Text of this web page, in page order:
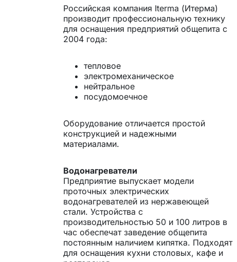
Российская компания Iterma (Итерма)
производит профессиональную технику
для оснащения предприятий общепита с
2004 года:
тепловое
электромеханическое
нейтральное
посудомоечное
Оборудование отличается простой
конструкцией и надежными
материалами.
Водонагреватели
Предприятие выпускает модели
проточных электрических
водонагревателей из нержавеющей
стали. Устройства с
производительностью 50 и 100 литров в
час обеспечат заведение общепита
постоянным наличием кипятка. Подходят
для оснащения кухни столовых, кафе и